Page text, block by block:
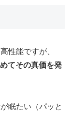
性能ですが、
てその真価を発
眠たい（パッと